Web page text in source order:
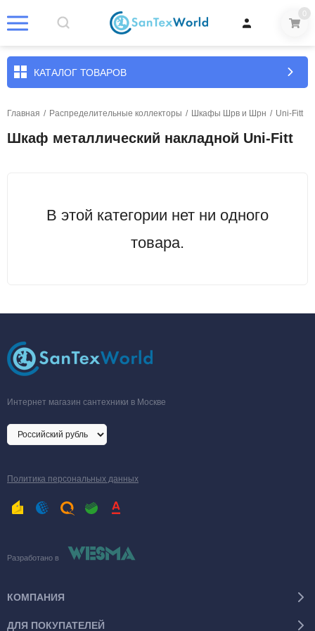
0
КАТАЛОГ ТОВАРОВ
Главная / Распределительные коллекторы / Шкафы Шрв и Шрн / Uni-Fitt
Шкаф металлический накладной Uni-Fitt
В этой категории нет ни одного
товара.
Интернет магазин сантехники в Москве
Политика персональных данных
Разработано в
КОМПАНИЯ
ДЛЯ ПОКУПАТЕЛЕЙ